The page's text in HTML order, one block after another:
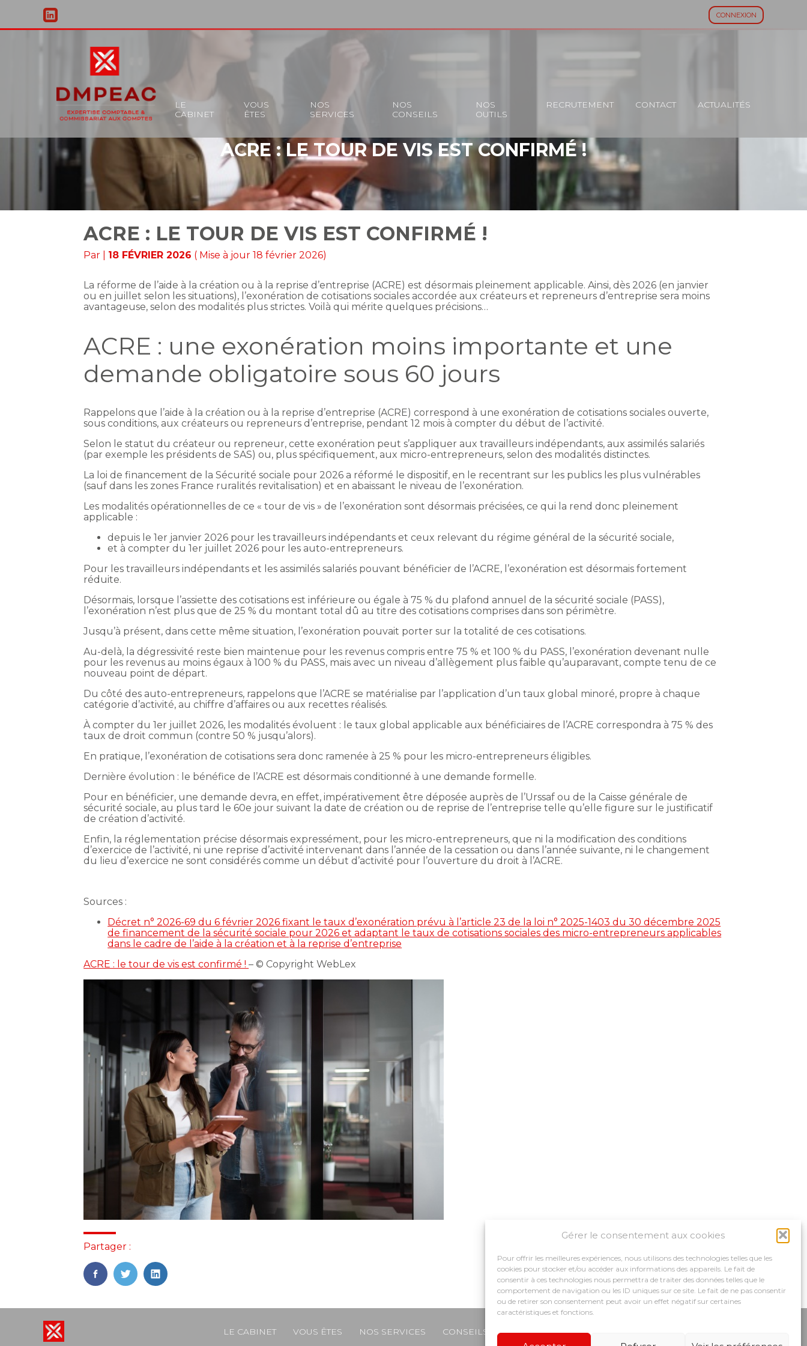
Gérer le consentement aux cookies
Pour offrir les meilleures expériences, nous utilisons des technologies telles que les
cookies pour stocker et/ou accéder aux informations des appareils. Le fait de
consentir à ces technologies nous permettra de traiter des données telles que le
comportement de navigation ou les ID uniques sur ce site. Le fait de ne pas consentir
ou de retirer son consentement peut avoir un effet négatif sur certaines
caractéristiques et fonctions.
CONNEXION
au
contenu
Principal
LE
CABINET
VOUS
ÊTES
NOS
SERVICES
NOS
CONSEILS
NOS
OUTILS
RECRUTEMENT CONTACT ACTUALITÉS
ACRE : LE TOUR DE VIS EST CONFIRMÉ !
ACRE : LE TOUR DE VIS EST CONFIRMÉ !
Par 18 FÉVRIER 2026 ( Mise à jour 18 février 2026)
La réforme de l’aide à la création ou à la reprise d’entreprise (ACRE) est désormais pleinement applicable. Ainsi, dès 2026 (en janvier
ou en juillet selon les situations), l’exonération de cotisations sociales accordée aux créateurs et repreneurs d’entreprise sera moins
avantageuse, selon des modalités plus strictes. Voilà qui mérite quelques précisions…
ACRE : une exonération moins importante et une
demande obligatoire sous 60 jours
Rappelons que l’aide à la création ou à la reprise d’entreprise (ACRE) correspond à une exonération de cotisations sociales ouverte,
sous conditions, aux créateurs ou repreneurs d’entreprise, pendant 12 mois à compter du début de l’activité.
Selon le statut du créateur ou repreneur, cette exonération peut s’appliquer aux travailleurs indépendants, aux assimilés salariés
(par exemple les présidents de SAS) ou, plus spécifiquement, aux micro-entrepreneurs, selon des modalités distinctes.
La loi de financement de la Sécurité sociale pour 2026 a réformé le dispositif, en le recentrant sur les publics les plus vulnérables
(sauf dans les zones France ruralités revitalisation) et en abaissant le niveau de l’exonération.
Les modalités opérationnelles de ce « tour de vis » de l’exonération sont désormais précisées, ce qui la rend donc pleinement
applicable :
depuis le 1er janvier 2026 pour les travailleurs indépendants et ceux relevant du régime général de la sécurité sociale,
et à compter du 1er juillet 2026 pour les auto-entrepreneurs.
Pour les travailleurs indépendants et les assimilés salariés pouvant bénéficier de l’ACRE, l’exonération est désormais fortement
réduite.
Désormais, lorsque l’assiette des cotisations est inférieure ou égale à 75 % du plafond annuel de la sécurité sociale (PASS),
l’exonération n’est plus que de 25 % du montant total dû au titre des cotisations comprises dans son périmètre.
Jusqu’à présent, dans cette même situation, l’exonération pouvait porter sur la totalité de ces cotisations.
Au-delà, la dégressivité reste bien maintenue pour les revenus compris entre 75 % et 100 % du PASS, l’exonération devenant nulle
pour les revenus au moins égaux à 100 % du PASS, mais avec un niveau d’allègement plus faible qu’auparavant, compte tenu de ce
nouveau point de départ.
Du côté des auto-entrepreneurs, rappelons que l’ACRE se matérialise par l’application d’un taux global minoré, propre à chaque
catégorie d’activité, au chiffre d’affaires ou aux recettes réalisés.
À compter du 1er juillet 2026, les modalités évoluent : le taux global applicable aux bénéficiaires de l’ACRE correspondra à 75 % des
taux de droit commun (contre 50 % jusqu’alors).
En pratique, l’exonération de cotisations sera donc ramenée à 25 % pour les micro-entrepreneurs éligibles.
Dernière évolution : le bénéfice de l’ACRE est désormais conditionné à une demande formelle.
Pour en bénéficier, une demande devra, en effet, impérativement être déposée auprès de l’Urssaf ou de la Caisse générale de
sécurité sociale, au plus tard le 60e jour suivant la date de création ou de reprise de l’entreprise telle qu’elle figure sur le justificatif
de création d’activité.
Enfin, la réglementation précise désormais expressément, pour les micro-entrepreneurs, que ni la modification des conditions
d’exercice de l’activité, ni une reprise d’activité intervenant dans l’année de la cessation ou dans l’année suivante, ni le changement
du lieu d’exercice ne sont considérés comme un début d’activité pour l’ouverture du droit à l’ACRE.
Sources :
Décret n° 2026-69 du 6 février 2026 fixant le taux d’exonération prévu à l’article 23 de la loi n° 2025-1403 du 30 décembre 2025
de financement de la sécurité sociale pour 2026 et adaptant le taux de cotisations sociales des micro-entrepreneurs applicables
dans le cadre de l’aide à la création et à la reprise d’entreprise
ACRE : le tour de vis est confirmé !– © Copyright WebLex
Partager :
FaceBook
TwitterLinkedIn
Footer
LE CABINET VOUS ÊTES NOS SERVICES CONSEILS ET ACCOMPAGNEMENTS